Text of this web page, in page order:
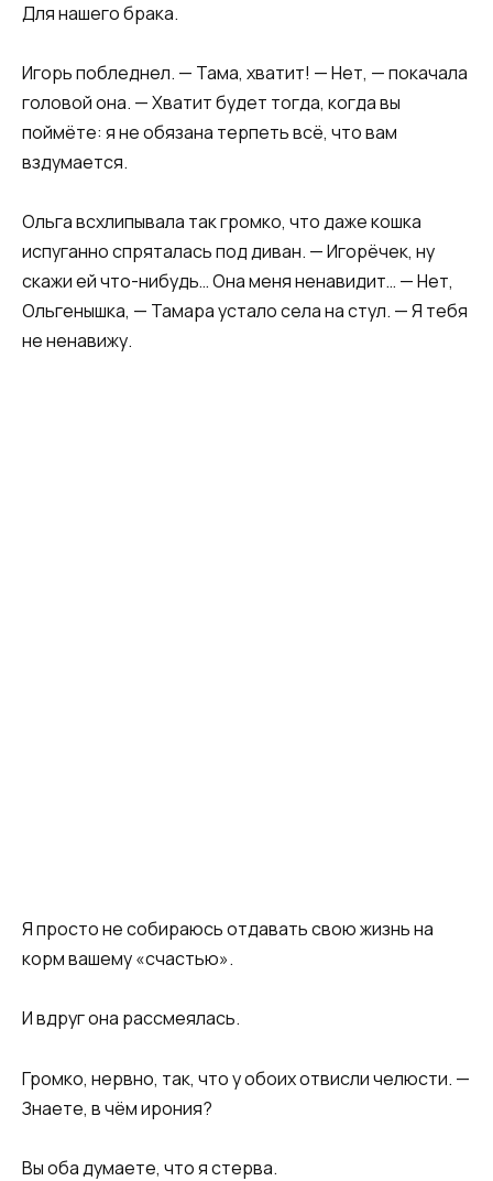
Для нашего брака.
Игорь побледнел. — Тама, хватит! — Нет, — покачала
головой она. — Хватит будет тогда, когда вы
поймёте: я не обязана терпеть всё, что вам
вздумается.
Ольга всхлипывала так громко, что даже кошка
испуганно спряталась под диван. — Игорёчек, ну
скажи ей что-нибудь… Она меня ненавидит… — Нет,
Ольгенышка, — Тамара устало села на стул. — Я тебя
не ненавижу.
Я просто не собираюсь отдавать свою жизнь на
корм вашему «счастью».
И вдруг она рассмеялась.
Громко, нервно, так, что у обоих отвисли челюсти. —
Знаете, в чём ирония?
Вы оба думаете, что я стерва.